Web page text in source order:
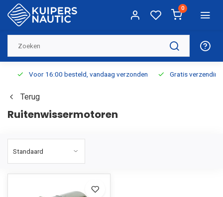
0
Voor 16:00 besteld, vandaag verzonden Gratis verzending
Terug
Ruitenwissermotoren